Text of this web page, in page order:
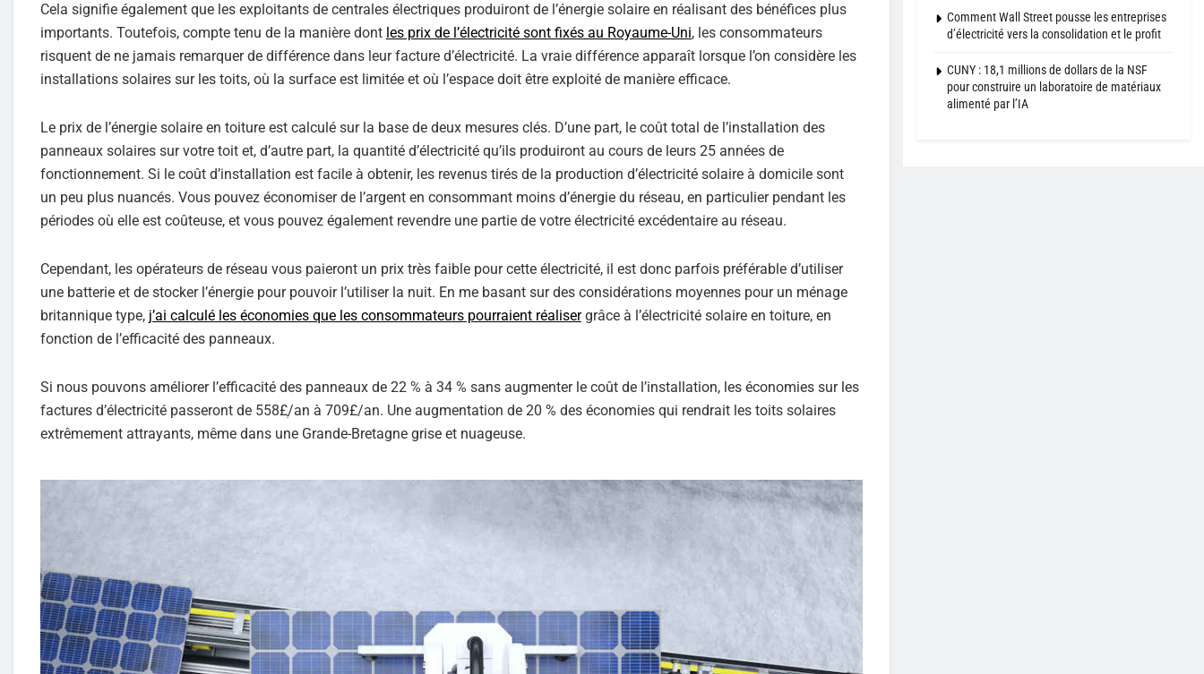
Cela signifie également que les exploitants de centrales électriques produiront de l’énergie solaire en réalisant des bénéfices plus
importants. Toutefois, compte tenu de la manière dont les prix de l’électricité sont fixés au Royaume-Uni, les consommateurs
risquent de ne jamais remarquer de différence dans leur facture d’électricité. La vraie différence apparaît lorsque l’on considère les
installations solaires sur les toits, où la surface est limitée et où l’espace doit être exploité de manière efficace.
Le prix de l’énergie solaire en toiture est calculé sur la base de deux mesures clés. D’une part, le coût total de l’installation des
panneaux solaires sur votre toit et, d’autre part, la quantité d’électricité qu’ils produiront au cours de leurs 25 années de
fonctionnement. Si le coût d’installation est facile à obtenir, les revenus tirés de la production d’électricité solaire à domicile sont
un peu plus nuancés. Vous pouvez économiser de l’argent en consommant moins d’énergie du réseau, en particulier pendant les
périodes où elle est coûteuse, et vous pouvez également revendre une partie de votre électricité excédentaire au réseau.
Cependant, les opérateurs de réseau vous paieront un prix très faible pour cette électricité, il est donc parfois préférable d’utiliser
une batterie et de stocker l’énergie pour pouvoir l’utiliser la nuit. En me basant sur des considérations moyennes pour un ménage
britannique type, j’ai calculé les économies que les consommateurs pourraient réalisergrâce à l’électricité solaire en toiture, en
fonction de l’efficacité des panneaux.
Si nous pouvons améliorer l’efficacité des panneaux de 22 % à 34 % sans augmenter le coût de l’installation, les économies sur les
factures d’électricité passeront de 558£ְ/an à 709£/an. Une augmentation de 20 % des économies qui rendrait les toits solaires
extrêmement attrayants, même dans une Grande-Bretagne grise et nuageuse.
Comment Wall Street pousse les entreprises
d’électricité vers la consolidation et le profit
CUNY : 18,1 millions de dollars de la NSF
pour construire un laboratoire de matériaux
alimenté par l’IA